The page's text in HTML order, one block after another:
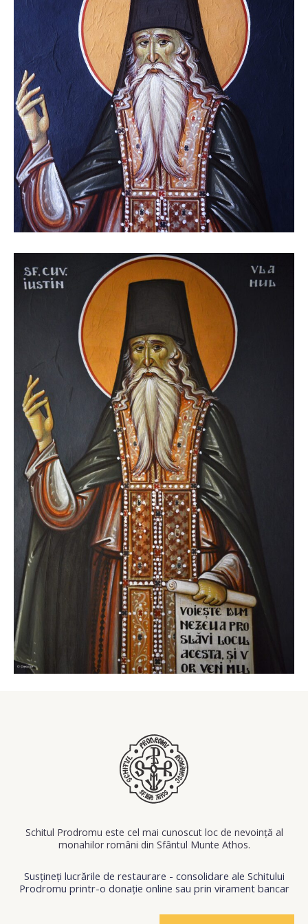
Schitul Prodromu este cel mai cunoscut loc de nevoinţă al
monahilor români din Sfântul Munte Athos.
Susțineți lucrările de restaurare - consolidare ale Schitului
Prodromu printr-o donație online sau prin virament bancar